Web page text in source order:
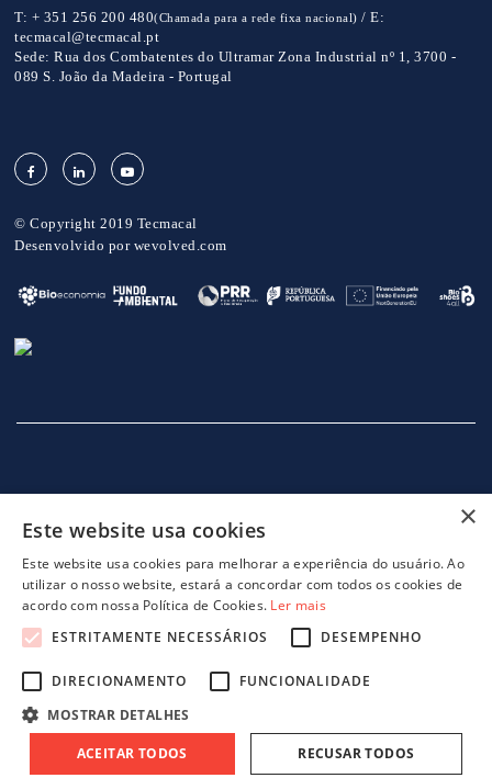
T: + 351 256 200 480(Chamada para a rede fixa nacional) /E:
tecmacal@tecmacal.pt
Sede: Rua dos Combatentes do Ultramar Zona Industrial nº 1, 3700 -
089 S. João da Madeira - Portugal
© Copyright 2019 Tecmacal
Desenvolvido por wevolved.com
INÍCIO EMPRESA SERVIÇOS
projeto 46082 - GreenShoes 4.0 projeto 38470 - ADDITIVE.PIM
×
Este website usa cookies
Este website usa cookies para melhorar a experiência do usuário. Ao
utilizar o nosso website, estará a concordar com todos os cookies de
acordo com nossa Política de Cookies. Ler mais
ESTRITAMENTE NECESSÁRIOS
DESEMPENHO
DIRECIONAMENTO
FUNCIONALIDADE
MOSTRAR DETALHES
ACEITAR TODOS RECUSAR TODOS